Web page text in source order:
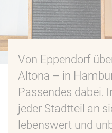
Von Eppendorf
Altona – in
Passendes dabei.
jeder Stadtteil an
lebenswert und